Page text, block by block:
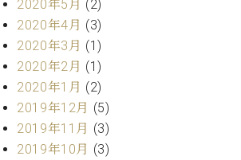
ア
ー
テ
ィ
ス
ト
カ
2020年5月 (2)
2020年4月 (3)
2020年3月 (1)
2020年2月 (1)
2020年1月 (2)
2019年12月 (5)
2019年11月 (3)
2019年10月 (3)